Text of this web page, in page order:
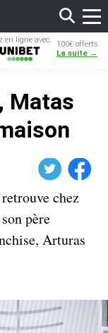
Jonathan
Kuminga, le
en ligne avec
100€ offerts
La suite →
Matas
Facebook
chez
père
Arturas